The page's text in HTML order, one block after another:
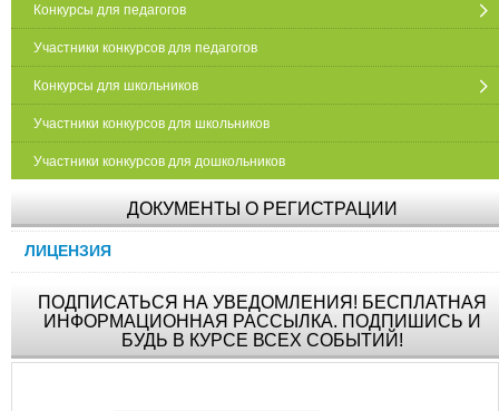
Конкурсы для педагогов
Участники конкурсов для педагогов
Конкурсы для школьников
Участники конкурсов для школьников
Участники конкурсов для дошкольников
ДОКУМЕНТЫ О РЕГИСТРАЦИИ
ЛИЦЕНЗИЯ
ПОДПИСАТЬСЯ НА УВЕДОМЛЕНИЯ! БЕСПЛАТНАЯ
ИНФОРМАЦИОННАЯ РАССЫЛКА. ПОДПИШИСЬ И
БУДЬ В КУРСЕ ВСЕХ СОБЫТИЙ!